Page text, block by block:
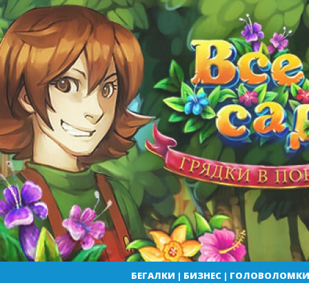
БЕГАЛКИ | БИЗНЕС| ГОЛОВОЛОМКИ